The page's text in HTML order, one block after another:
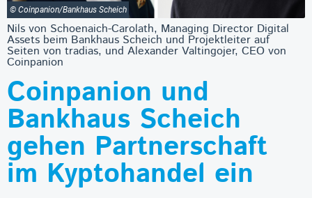
© Coinpanion/Bankhaus Scheich
Nils von Schoenaich-Carolath, Managing Director Digital
Assets beim Bankhaus Scheich und Projektleiter auf
Seiten von tradias, und Alexander Valtingojer, CEO von
Coinpanion
Coinpanion und
Bankhaus Scheich
gehen Partnerschaft
im Kyptohandel ein